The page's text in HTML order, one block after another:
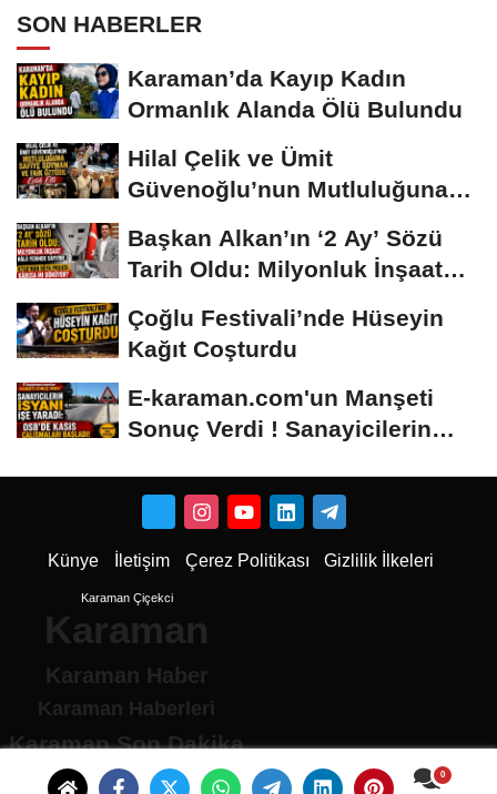
SON HABERLER
Karaman’da Kayıp Kadın
Ormanlık Alanda Ölü Bulundu
Hilal Çelik ve Ümit
Güvenoğlu’nun Mutluluğuna
Başkan Alkan’ın ‘2 Ay’ Sözü
Tarih Oldu: Milyonluk İnşaat
Çoğlu Festivali’nde Hüseyin
Kağıt Coşturdu
E-karaman.com'un Manşeti
Sonuç Verdi ! Sanayicilerin
Künye İletişim Çerez Politikası Gizlilik İlkeleri
Karaman Çiçekci
Karaman
Karaman Haber
Karaman Haberleri
Karaman Son Dakika
Karaman son dakika Haberleri